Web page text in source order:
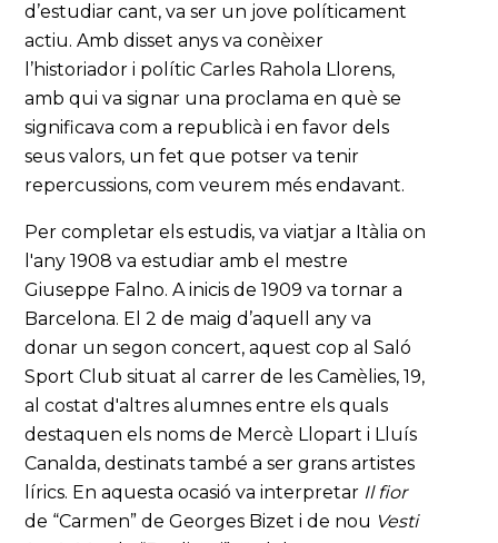
d’estudiar cant, va ser un jove políticament
actiu. Amb disset anys va conèixer
l’historiador i polític Carles Rahola Llorens,
amb qui va signar una proclama en què se
significava com a republicà i en favor dels
seus valors, un fet que potser va tenir
repercussions, com veurem més endavant.
Per completar els estudis, va viatjar a Itàlia on
l'any 1908 va estudiar amb el mestre
Giuseppe Falno. A inicis de 1909 va tornar a
Barcelona. El 2 de maig d’aquell any va
donar un segon concert, aquest cop al Saló
Sport Club situat al carrer de les Camèlies, 19,
al costat d'altres alumnes entre els quals
destaquen els noms de Mercè Llopart i Lluís
Canalda, destinats també a ser grans artistes
lírics. En aquesta ocasió va interpretar Il fior
de “Carmen” de Georges Bizet i de nou Vesti